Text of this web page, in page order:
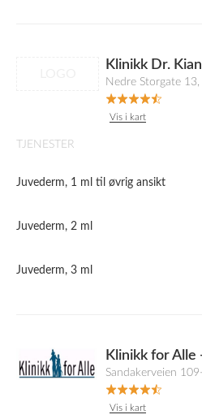
Klinikk Dr.
Nedre Storgate
Vis i kart
TJENESTER
Juvederm, 1 ml til øvrig ansikt
Juvederm, 2 ml
Juvederm, 3 ml
Klinikk for Alle
Sandakerveien
Vis i kart